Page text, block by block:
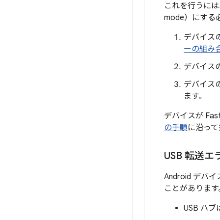
これを行うに
mode）にする
デバイス
ーの組み
デバイス
デバイス
ます。
デバイスが
の手順に沿っ
USB 転送エ
Android デバイ
ことがありま
USB ハブ